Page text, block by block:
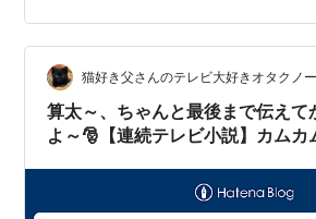
猫好き父さんのテレビ大好きオタクノ
算太～、ちゃんと最後まで伝えて
よ～🎅【連続テレビ小説】カムカ